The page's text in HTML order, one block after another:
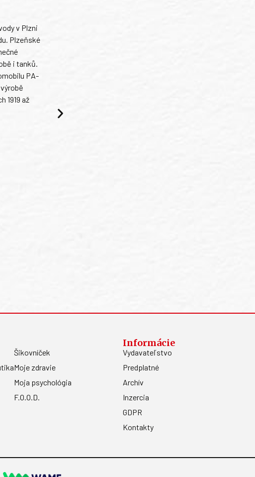
v Plzni
Plzeňské
i tanků.
PA-
1919 až
Šikovníček
Moje zdravie
Moja psychológia
F.O.O.D.
Informácie
Vydavateľstvo
Predplatné
Archív
Inzercia
GDPR
Kontakty